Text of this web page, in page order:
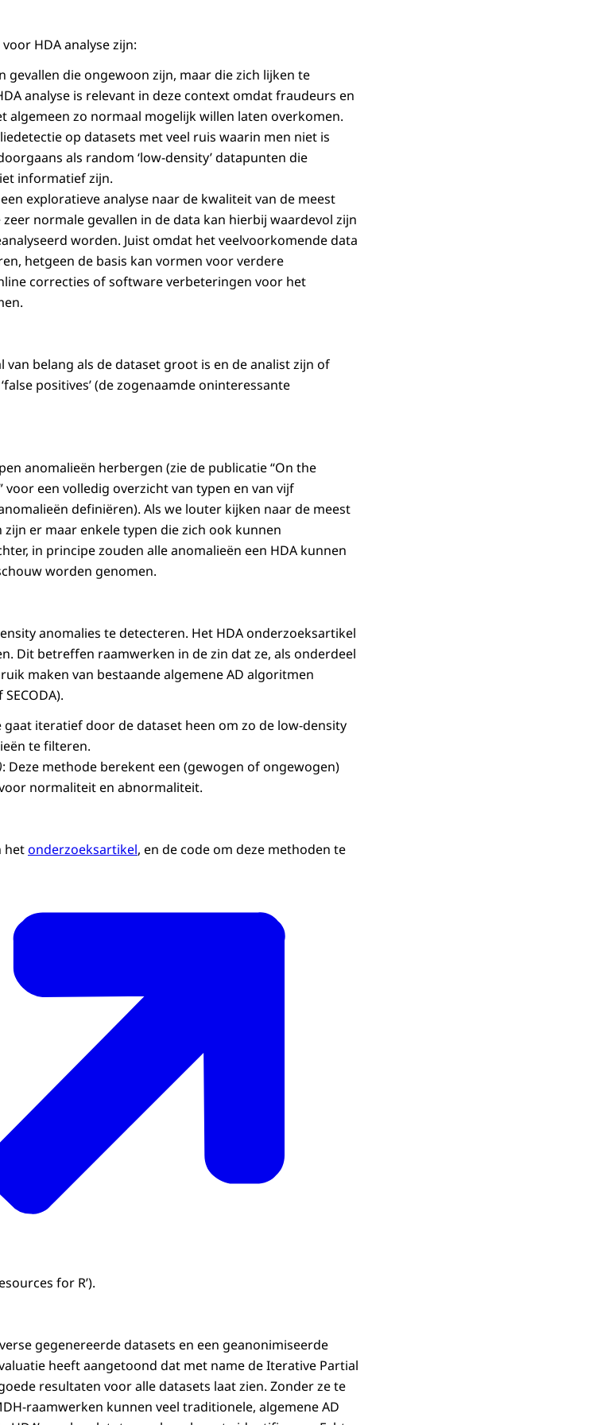
HDA analyse zijn:
gevallen die ongewoon zijn, maar die zich lijken te
analyse is relevant in deze context omdat fraudeurs en
algemeen zo normaal mogelijk willen laten overkomen.
op datasets met veel ruis waarin men niet is
als random ‘low-density’ datapunten die
informatief zijn.
exploratieve analyse naar de kwaliteit van de meest
normale gevallen in de data kan hierbij waardevol zijn
worden. Juist omdat het veelvoorkomende data
hetgeen de basis kan vormen voor verdere
correcties of software verbeteringen voor het
van belang als de dataset groot is en de analist zijn of
positives’ (de zogenaamde oninteressante
anomalieën herbergen (zie de publicatie “On the
voor een volledig overzicht van typen en van vijf
definiëren). Als we louter kijken naar de meest
zijn er maar enkele typen die zich ook kunnen
in principe zouden alle anomalieën een HDA kunnen
worden genomen.
anomalies te detecteren. Het HDA onderzoeksartikel
Dit betreffen raamwerken in de zin dat ze, als onderdeel
maken van bestaande algemene AD algoritmen
gaat iteratief door de dataset heen om zo de low-density
te filteren.
: Deze methode berekent een (gewogen of ongewogen)
normaliteit en abnormaliteit.
hetonderzoeksartikel, en de code om deze methoden te
for R’).
gegenereerde datasets en een geanonimiseerde
heeft aangetoond dat met name de Iterative Partial
resultaten voor alle datasets laat zien. Zonder ze te
raamwerken kunnen veel traditionele, algemene AD